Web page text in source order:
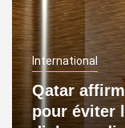
International
Qatar
pour éviter